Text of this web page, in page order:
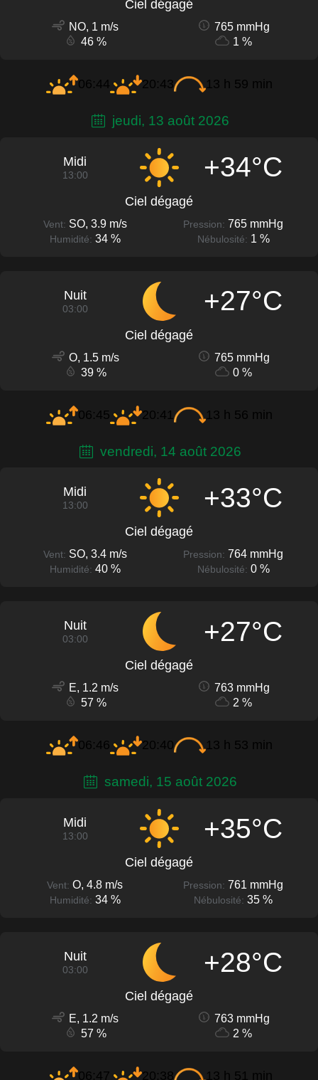
Ciel dégagé
NO, 1 m/s
765 mmHg
46 %
1 %
06:44 20:43 13 h 59 min
jeudi, 13 août 2026
Midi
13:00 +34°C
Ciel dégagé
Vent: SO, 3.9 m/s Pression: 765 mmHg
Humidité: 34 % Nébulosité: 1 %
Nuit
03:00 +27°C
Ciel dégagé
O, 1.5 m/s
765 mmHg
39 %
0 %
06:45 20:41 13 h 56 min
vendredi, 14 août 2026
Midi
13:00 +33°C
Ciel dégagé
Vent: SO, 3.4 m/s Pression: 764 mmHg
Humidité: 40 % Nébulosité: 0 %
Nuit
03:00 +27°C
Ciel dégagé
E, 1.2 m/s
763 mmHg
57 %
2 %
06:46 20:40 13 h 53 min
samedi, 15 août 2026
Midi
13:00 +35°C
Ciel dégagé
Vent: O, 4.8 m/s Pression: 761 mmHg
Humidité: 34 % Nébulosité: 35 %
Nuit
03:00 +28°C
Ciel dégagé
E, 1.2 m/s
763 mmHg
57 %
2 %
06:47 20:38 13 h 51 min